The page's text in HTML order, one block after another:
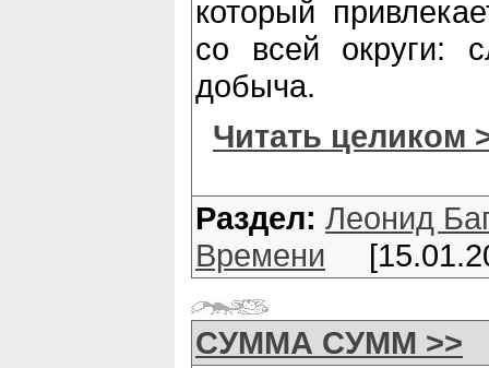
который
со всей округи:
добыча.
Читать целиком
Раздел: Леонид
Времени
СУММА СУММ >>